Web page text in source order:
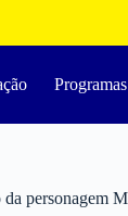
Programas
personagem